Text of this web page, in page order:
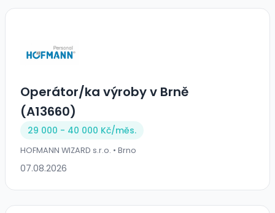
Operátor/ka výroby v Brně
(A13660)
29 000 - 40 000 Kč/měs.
HOFMANN WIZARD s.r.o. • Brno
07.08.2026